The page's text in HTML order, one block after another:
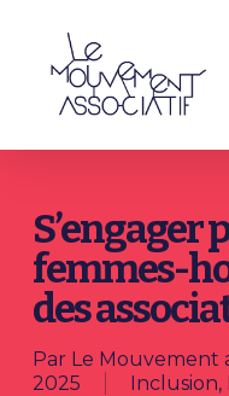
contenu
principal
S’engager
femmes-
des
Par Le Mouvement
2025
Inclusion,